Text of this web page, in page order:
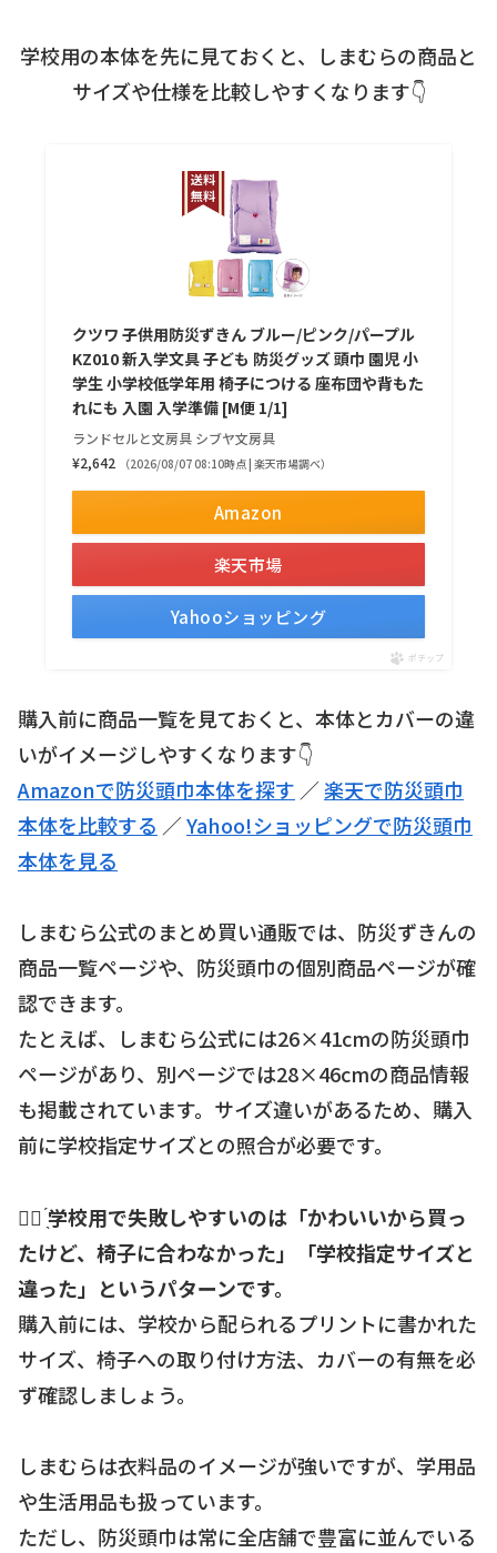
学校用の本体を先に見ておくと、しまむらの商品と
サイズや仕様を比較しやすくなります👇
クツワ 子供用防災ずきん ブルー/ピンク/パープル
KZ010 新入学文具 子ども 防災グッズ 頭巾 園児 小
学生 小学校低学年用 椅子につける 座布団や背もた
れにも 入園 入学準備 [M便 1/1]
ランドセルと文房具 シブヤ文房具
¥2,642
（2026/08/07 08:10時点 | 楽天市場調べ）
Amazon
楽天市場
Yahooショッピング
ポチップ
購入前に商品一覧を見ておくと、本体とカバーの違
いがイメージしやすくなります👇
Amazonで防災頭巾本体を探す ／楽天で防災頭巾
本体を比較する ／Yahoo!ショッピングで防災頭巾
本体を見る
しまむら公式のまとめ買い通販では、防災ずきんの
商品一覧ページや、防災頭巾の個別商品ページが確
認できます。
たとえば、しまむら公式には26×41cmの防災頭巾
ページがあり、別ページでは28×46cmの商品情報
も掲載されています。サイズ違いがあるため、購入
前に学校指定サイズとの照合が必要です。
☝🏻 ̖́学校用で失敗しやすいのは「かわいいから買っ
たけど、椅子に合わなかった」「学校指定サイズと
違った」というパターンです。
購入前には、学校から配られるプリントに書かれた
サイズ、椅子への取り付け方法、カバーの有無を必
ず確認しましょう。
しまむらは衣料品のイメージが強いですが、学用品
や生活用品も扱っています。
ただし、防災頭巾は常に全店舗で豊富に並んでいる